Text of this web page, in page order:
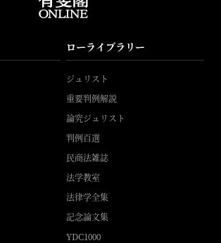
ローライブラリー
ジュリスト
重要判例解説
論究ジュリスト
判例百選
民商法雑誌
法学教室
法律学全集
記念論文集
YDC1000